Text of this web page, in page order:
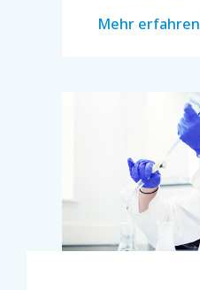
Mehr erfahren